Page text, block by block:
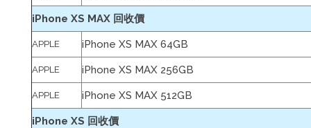
iPhone XS MAX 回收價
APPLE iPhone XS MAX 64GB
APPLE iPhone XS MAX 256GB
APPLE iPhone XS MAX 512GB
iPhone XS 回收價